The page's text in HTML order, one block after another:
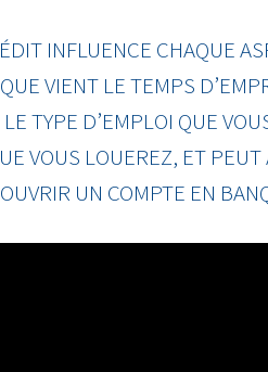
INFLUENCE CHAQUE
VIENT LE TEMPS
TYPE D’EMPLOI QUE
VOUS LOUEREZ, ET
UN COMPTE EN